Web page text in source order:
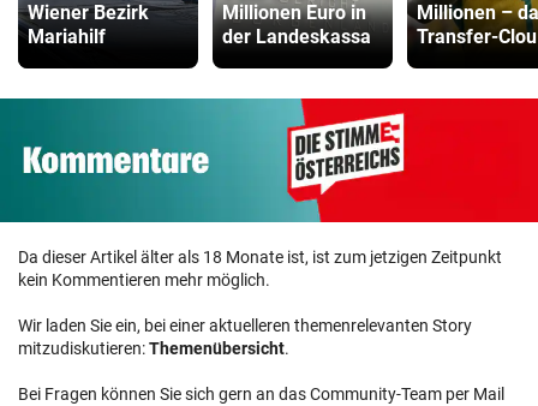
Wiener Bezirk
Mariahilf
Millionen Euro in
der Landeskassa
Millionen –
Transfer-Clou
Da dieser Artikel älter als 18 Monate ist, ist zum jetzigen Zeitpunkt
kein Kommentieren mehr möglich.
Wir laden Sie ein, bei einer aktuelleren themenrelevanten Story
mitzudiskutieren:Themenübersicht.
Bei Fragen können Sie sich gern an das Community-Team per Mail